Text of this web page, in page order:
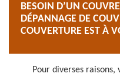
BESOIN D’UN
DÉPANNAGE DE
COUVERTURE EST À
Pour diverses